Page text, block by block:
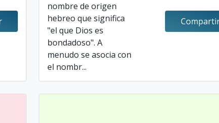
nombre de origen
hebreo que significa
"el que Dios es
bondadoso". A
menudo se asocia con
el nombr...